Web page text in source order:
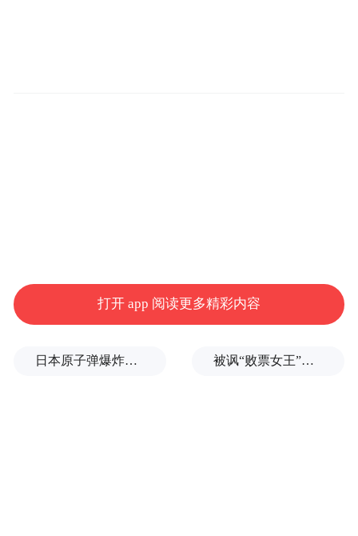
打开 app 阅读更多精彩内容
日本原子弹爆炸亲历者反对高市修改无核三原则，“她应该下台” 被讽“败票女王”？郑丽文：系民进党唱衰、打压，我感受到了民间热情